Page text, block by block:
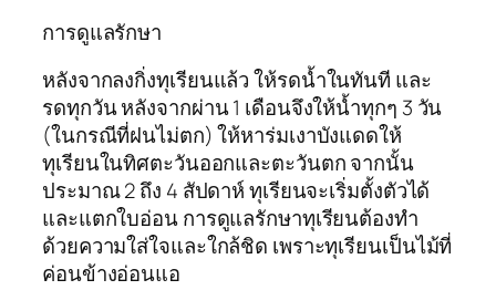
การดูแลรักษา
หลังจากลงกิ่งทุเรียนแล้ว ให้รดน้ำในทันที และ
รดทุกวัน หลังจากผ่าน 1 เดือนจึงให้น้ำทุกๆ 3 วัน
(ในกรณีที่ฝนไม่ตก) ให้หาร่มเงาบังแดดให้
ทุเรียนในทิศตะวันออกและตะวันตก จากนั้น
ประมาณ 2 ถึง 4 สัปดาห์ ทุเรียนจะเริ่มตั้งตัวได้
และแตกใบอ่อน การดูแลรักษาทุเรียนต้องทำ
ด้วยความใส่ใจและใกล้ชิด เพราะทุเรียนเป็นไม้ที่
ค่อนข้างอ่อนแอ